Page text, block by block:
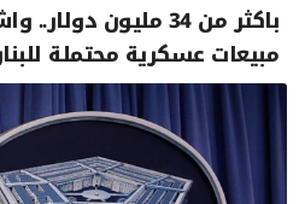
باكثر من 34 مليون
مبيعات عسكرية محتملة